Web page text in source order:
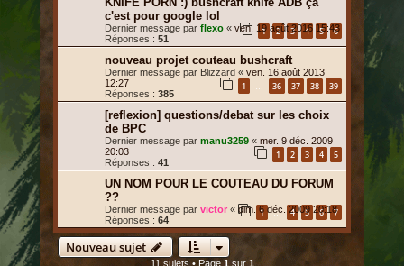
c'est pour google lol
Dernier message par flexo « ven. 19 août 2016 15:43
Réponses : 51
1 2 3 4 5 6
nouveau projet couteau bushcraft
Dernier message par Blizzard « ven. 16 août 2013
12:27
Réponses : 385
1 … 36 37 38 39
[reflexion] questions/debat sur les choix
de BPC
Dernier message par manu3259 « mer. 9 déc. 2009
20:03
Réponses : 41
1 2 3 4 5
UN NOM POUR LE COUTEAU DU FORUM
??
Dernier message par victor « dim. 6 déc. 2009 20:18
Réponses : 64
1 … 4 5 6 7
Nouveau sujet
11 sujets • Page 1 sur 1